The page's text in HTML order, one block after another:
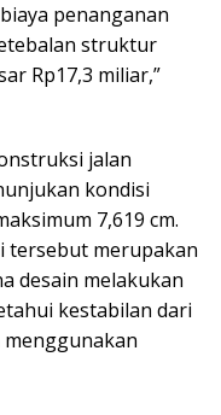
penanganan
struktur
Rp17,3 miliar,”
jalan
kondisi
7,619 cm.
tersebut merupakan
desain melakukan
kestabilan dari